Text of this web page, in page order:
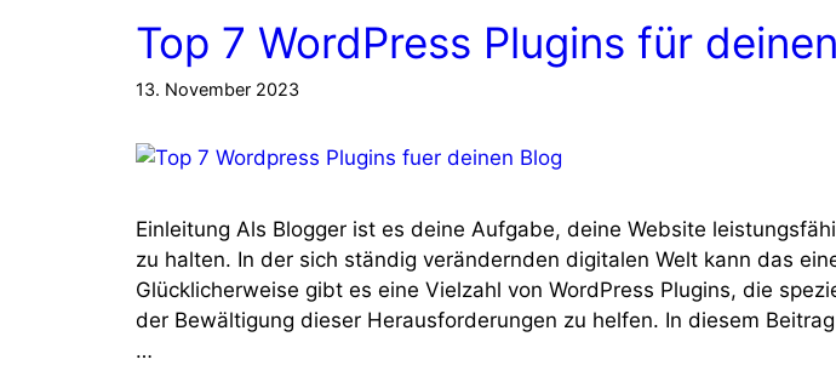
Top 7 WordPress Plugins für
13. November 2023
Einleitung Als Blogger ist es deine Aufgabe, deine Website
zu halten. In der sich ständig verändernden digitalen Welt kann das
Glücklicherweise gibt es eine Vielzahl von WordPress Plugins, die
der Bewältigung dieser Herausforderungen zu helfen. In diesem
…